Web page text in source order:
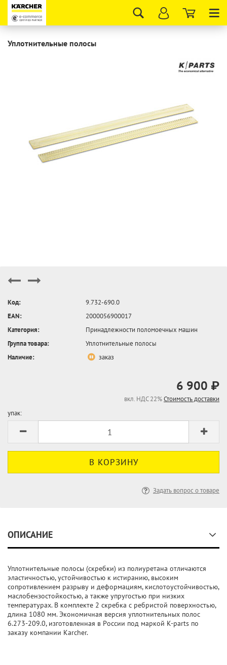
Уплотнительные полосы
Код:
9.732-690.0
EAN:
2000056900017
Категория:
Принадлежности поломоечных машин
Группа товара:
Уплотнительные полосы
Наличие:
заказ
6 900 ₽
вкл. НДС 22%Стоимость доставки
упак:
Задать вопрос о товаре
ОПИСАНИЕ
Уплотнительные полосы (скребки) из полиуретана отличаются
эластичностью, устойчивостью к истиранию, высоким
сопротивлением разрыву и деформациям, кислотоустойчивостью,
маслобензостойкостью, а также упругостью при низких
температурах. В комплекте 2 скребка с ребристой поверхностью,
длина 1080 мм. Экономичная версия уплотнительных полос
6.273-209.0, изготовленная в России под маркой K-parts по
заказу компании Karcher.